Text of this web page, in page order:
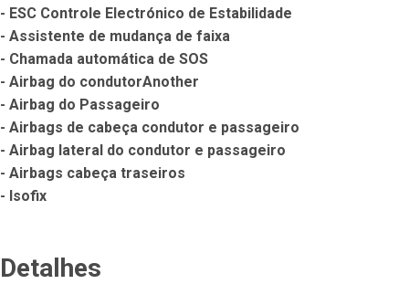
- ESC Controle Electrónico de Estabilidade
- Assistente de mudança de faixa
- Chamada automática de SOS
- Airbag do condutorAnother
- Airbag do Passageiro
- Airbags de cabeça condutor e passageiro
- Airbag lateral do condutor e passageiro
- Airbags cabeça traseiros
- Isofix
Detalhes